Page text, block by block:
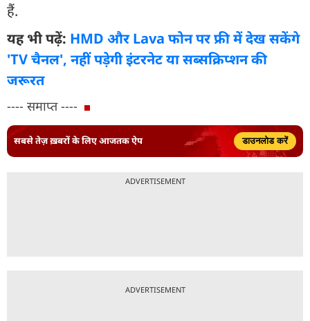
हैं.
यह भी पढ़ें: HMD और Lava फोन पर फ्री में देख सकेंगे
'TV चैनल', नहीं पड़ेगी इंटरनेट या सब्सक्रिप्शन की
जरूरत
---- समाप्त ----
सबसे तेज़ ख़बरों के लिए आजतक ऐप डाउनलोड करें
ADVERTISEMENT
ADVERTISEMENT